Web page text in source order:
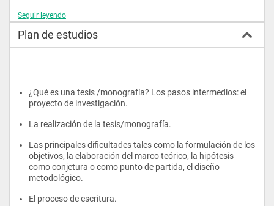
Destinatarios
Seguir leyendo
Plan de estudios
¿Qué es una tesis /monografía? Los pasos intermedios: el
proyecto de investigación.
La realización de la tesis/monografía.
Las principales dificultades tales como la formulación de los
objetivos, la elaboración del marco teórico, la hipótesis
como conjetura o como punto de partida, el diseño
metodológico.
El proceso de escritura.